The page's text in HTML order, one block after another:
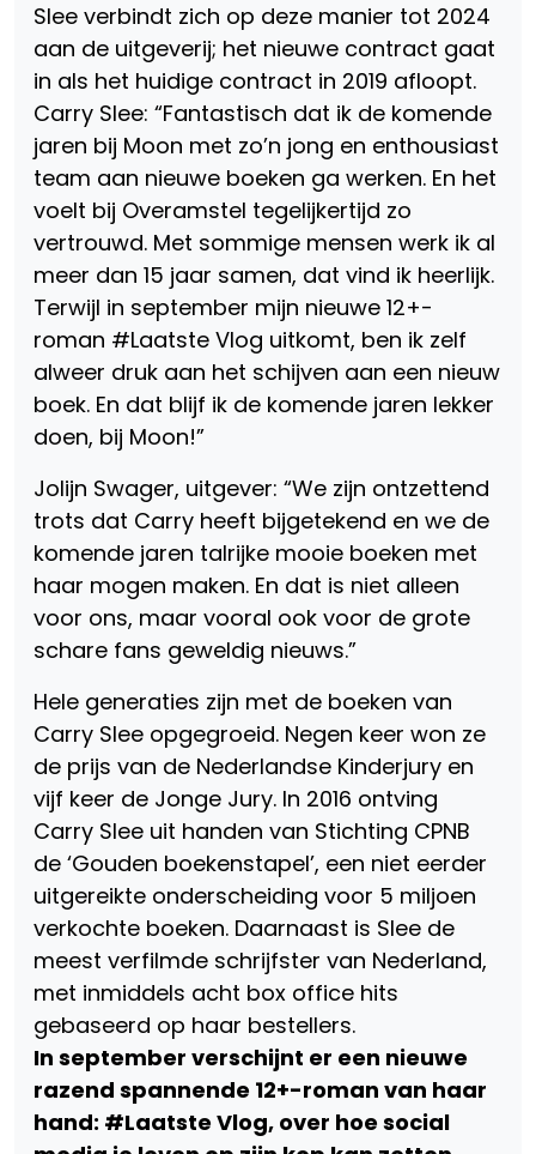
Slee verbindt zich op deze manier tot 2024
aan de uitgeverij; het nieuwe contract gaat
in als het huidige contract in 2019 afloopt.
Carry Slee: “Fantastisch dat ik de komende
jaren bij Moon met zo’n jong en enthousiast
team aan nieuwe boeken ga werken. En het
voelt bij Overamstel tegelijkertijd zo
vertrouwd. Met sommige mensen werk ik al
meer dan 15 jaar samen, dat vind ik heerlijk.
Terwijl in september mijn nieuwe 12+-
roman #Laatste Vlog uitkomt, ben ik zelf
alweer druk aan het schijven aan een nieuw
boek. En dat blijf ik de komende jaren lekker
doen, bij Moon!”
Jolijn Swager, uitgever: “We zijn ontzettend
trots dat Carry heeft bijgetekend en we de
komende jaren talrijke mooie boeken met
haar mogen maken. En dat is niet alleen
voor ons, maar vooral ook voor de grote
schare fans geweldig nieuws.”
Hele generaties zijn met de boeken van
Carry Slee opgegroeid. Negen keer won ze
de prijs van de Nederlandse Kinderjury en
vijf keer de Jonge Jury. In 2016 ontving
Carry Slee uit handen van Stichting CPNB
de ‘Gouden boekenstapel’, een niet eerder
uitgereikte onderscheiding voor 5 miljoen
verkochte boeken. Daarnaast is Slee de
meest verfilmde schrijfster van Nederland,
met inmiddels acht box office hits
gebaseerd op haar bestellers.
In september verschijnt er een nieuwe
razend spannende 12+-roman van haar
hand: #Laatste Vlog, over hoe social